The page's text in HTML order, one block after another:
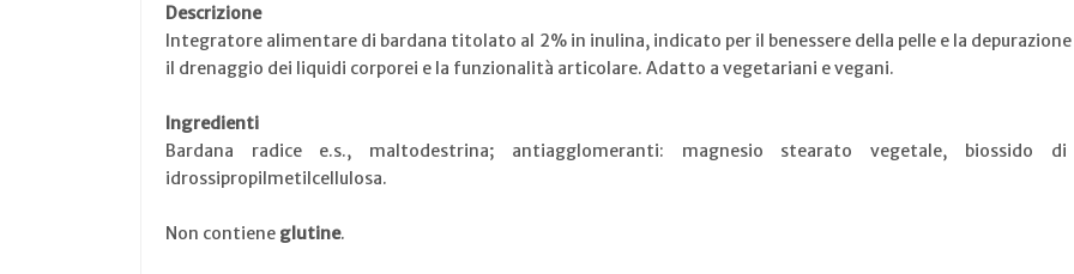
Descrizione
Integratore alimentare di bardana titolato al 2% in inulina, indicato per il benessere della pelle e la
il drenaggio dei liquidi corporei e la funzionalità articolare. Adatto a vegetariani e vegani.
Ingredienti
Bardana radice e.s., maltodestrina; antiagglomeranti: magnesio stearato vegetale,
idrossipropilmetilcellulosa.
Non contiene glutine.